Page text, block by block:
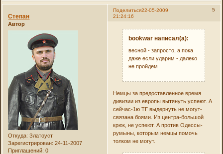
Поделиться 5
22-05-2009
21:24:16
Степан
Автор
Откуда: Златоуст
Зарегистрирован: 24-11-2007
Приглашений: 0
bookwar написал(а):
весной - запросто, а пока
даже если ударим - далеко
не пройдем
Немцы за предоставленное время
дивизии из европы вытянуть успеют. А
сейчас-1ю ТГ выдернуть не могут-
связана боями. Из центра-большой
крюк, не успеют. А против Одессы-
румыны, которым немцы помочь
толком не могут.